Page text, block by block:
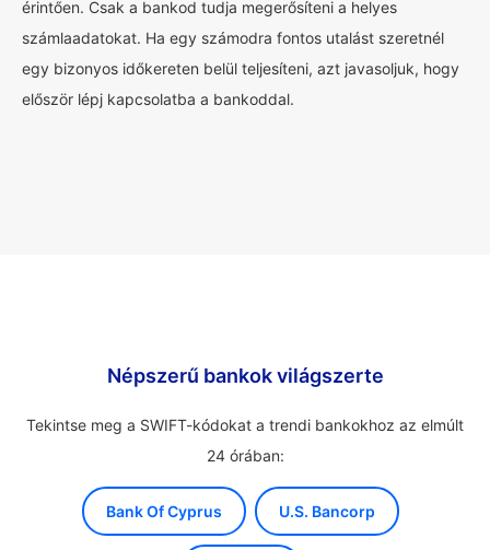
érintően. Csak a bankod tudja megerősíteni a helyes
számlaadatokat. Ha egy számodra fontos utalást szeretnél
egy bizonyos időkereten belül teljesíteni, azt javasoljuk, hogy
először lépj kapcsolatba a bankoddal.
Népszerű bankok világszerte
Tekintse meg a SWIFT-kódokat a trendi bankokhoz az elmúlt
24 órában:
Bank Of Cyprus U.S. Bancorp